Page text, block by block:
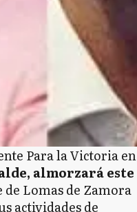
Para la Victoria en
almorzará este
Lomas de Zamora
actividades de